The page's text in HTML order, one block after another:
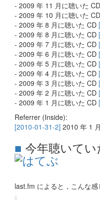
- 2009 年 11 月に聴いた CD
- 2009 年 10 月に聴いた CD
- 2009 年 8 月に聴いた CD
- 2009 年 8 月に聴いた CD
- 2009 年 7 月に聴いた CD
- 2009 年 6 月に聴いた CD
- 2009 年 5 月に聴いた CD
- 2009 年 4 月に聴いた CD
- 2009 年 3 月に聴いた CD
- 2009 年 2 月に聴いた CD
- 2009 年 1 月に聴いた CD
Referrer (Inside):
[2010-01-31-2] 2010 年 1
■ 今年聴いて
last.fm によると，こんな感